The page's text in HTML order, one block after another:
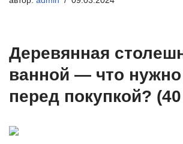
Деревянная
ванной — что нужно
перед покупкой?